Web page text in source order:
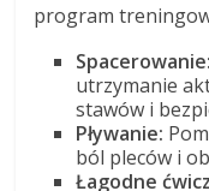
program
Spacerowanie:
utrzymanie
stawów i
Pływanie:
ból pleców i
Łagodne